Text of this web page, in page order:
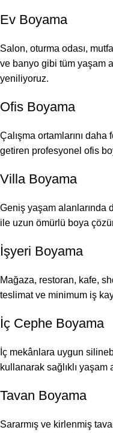
Ev Boyama
Salon, oturma odası,
ve banyo gibi tüm yaşam
yeniliyoruz.
Ofis Boyama
Çalışma ortamlarını
getiren profesyonel ofis
Villa Boyama
Geniş yaşam alanlarında
ile uzun ömürlü boya
İşyeri Boyama
Mağaza, restoran, kafe,
teslimat ve minimum iş
İç Cephe Boyama
İç mekânlara uygun
kullanarak sağlıklı yaşam
Tavan Boyama
Sararmış ve kirlenmiş